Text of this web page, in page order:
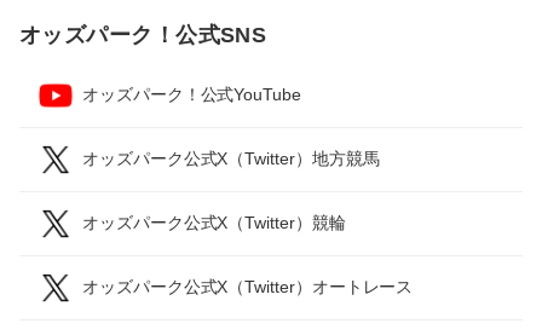
オッズパーク！公式SNS
オッズパーク！公式YouTube
オッズパーク公式X（Twitter）地方競馬
オッズパーク公式X（Twitter）競輪
オッズパーク公式X（Twitter）オートレース